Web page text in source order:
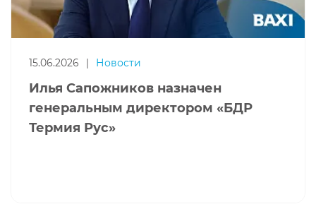
15.06.2026 | Новости
Илья Сапожников назначен
генеральным директором «БДР
Термия Рус»